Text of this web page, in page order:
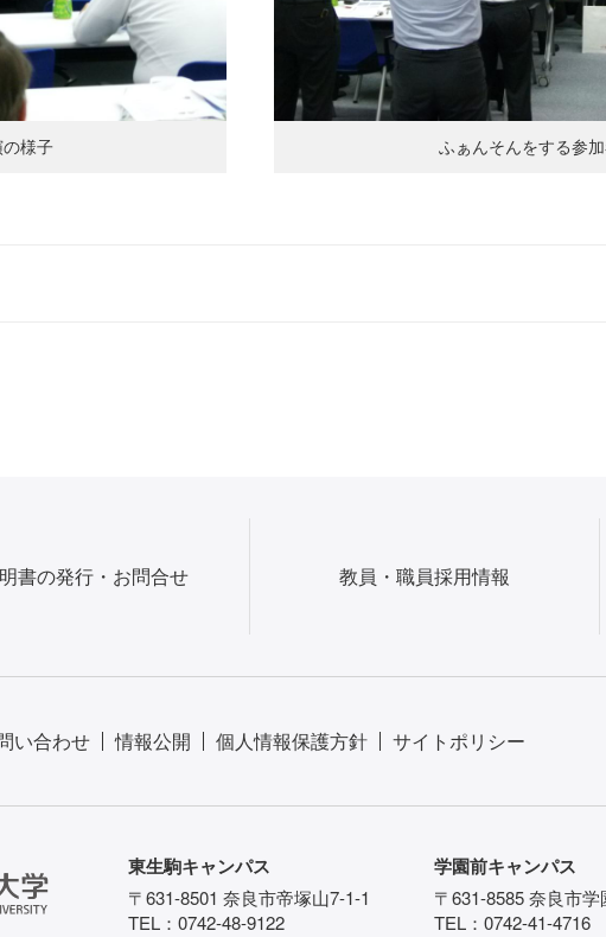
様子 ふぁんそんをする参
書の発行・お問合せ 教員・職員採用情報
い合わせ 情報公開 個人情報保護方針 サイトポリシー
東生駒キャンパス
〒631-8501 奈良市帝塚山7-1-1
TEL：0742-48-9122
学園前キャンパス
〒631-8585 奈良市
TEL：0742-41-4716